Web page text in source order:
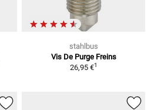
stahlbus
Vis De Purge Freins
26,95 €1